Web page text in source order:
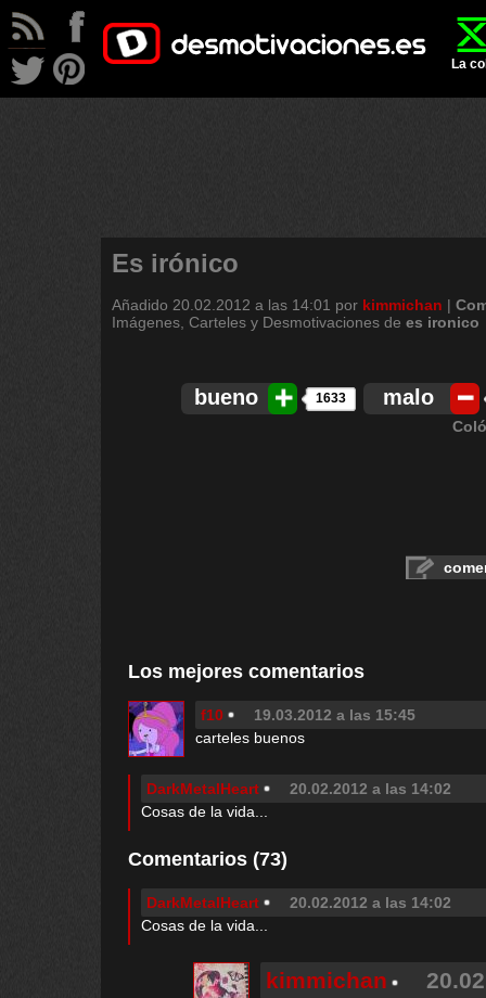
La
Es irónico
Añadido 20.02.2012 a las 14:01 por kimmichan |
Imágenes, Carteles y Desmotivaciones de es ironico
bueno 1633 malo
Los mejores comentarios
f10
19.03.2012 a las 15:45
carteles buenos
DarkMetalHeart
20.02.2012 a las 14:02
Cosas de la vida...
Comentarios (73)
DarkMetalHeart
20.02.2012 a las 14:02
Cosas de la vida...
kimmichan